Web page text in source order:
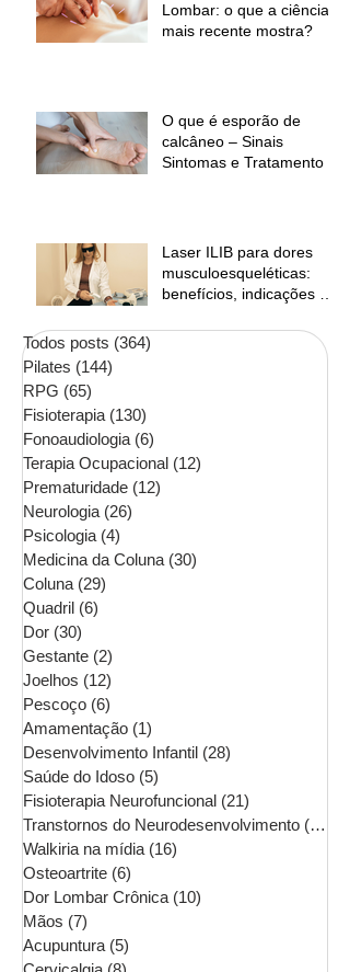
Lombar: o que a ciência
mais recente mostra?
O que é esporão de
calcâneo – Sinais
Sintomas e Tratamento
Laser ILIB para dores
musculoesqueléticas:
benefícios, indicações e
Todos posts (364)
Pilates (144)
RPG (65)
Fisioterapia (130)
Fonoaudiologia (6)
Terapia Ocupacional (12)
Prematuridade (12)
Neurologia (26)
Psicologia (4)
Medicina da Coluna (30)
Coluna (29)
Quadril (6)
Dor (30)
Gestante (2)
Joelhos (12)
Pescoço (6)
Amamentação (1)
Desenvolvimento Infantil (28)
Saúde do Idoso (5)
Fisioterapia Neurofuncional (21)
Transtornos do Neurodesenvolvimento (16)
Walkiria na mídia (16)
Osteoartrite (6)
Dor Lombar Crônica (10)
Mãos (7)
Acupuntura (5)